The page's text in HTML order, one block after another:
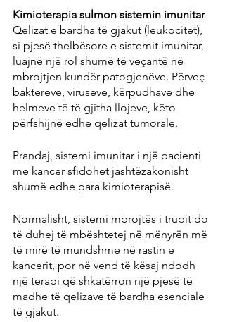
Kimioterapia sulmon sistemin imunitar
Qelizat e bardha të gjakut (leukocitet),
si pjesë thelbësore e sistemit imunitar,
luajnë një rol shumë të veçantë në
mbrojtjen kundër patogjenëve. Përveç
baktereve, viruseve, kërpudhave dhe
helmeve të të gjitha llojeve, këto
përfshijnë edhe qelizat tumorale.
Prandaj, sistemi imunitar i një pacienti
me kancer sfidohet jashtëzakonisht
shumë edhe para kimioterapisë.
Normalisht, sistemi mbrojtës i trupit do
të duhej të mbështetej në mënyrën më
të mirë të mundshme në rastin e
kancerit, por në vend të kësaj ndodh
një terapi që shkatërron një pjesë të
madhe të qelizave të bardha esenciale
të gjakut.